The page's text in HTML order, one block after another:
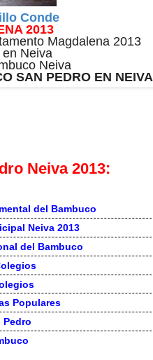
Conde
2013
Magdalena 2013
Neiva
Neiva
SAN PEDRO EN NEIVA
Neiva 2013:
del Bambuco
Neiva 2013
del Bambuco
Populares
Pedro